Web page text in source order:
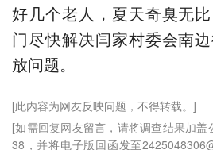
好几个老人，夏天奇臭无
门尽快解决闫家村委会南
放问题。
[此内容为网友反映问题，不得转载。]
[如需回复网友留言，请将调查结果加
38，并将电子版回函发至